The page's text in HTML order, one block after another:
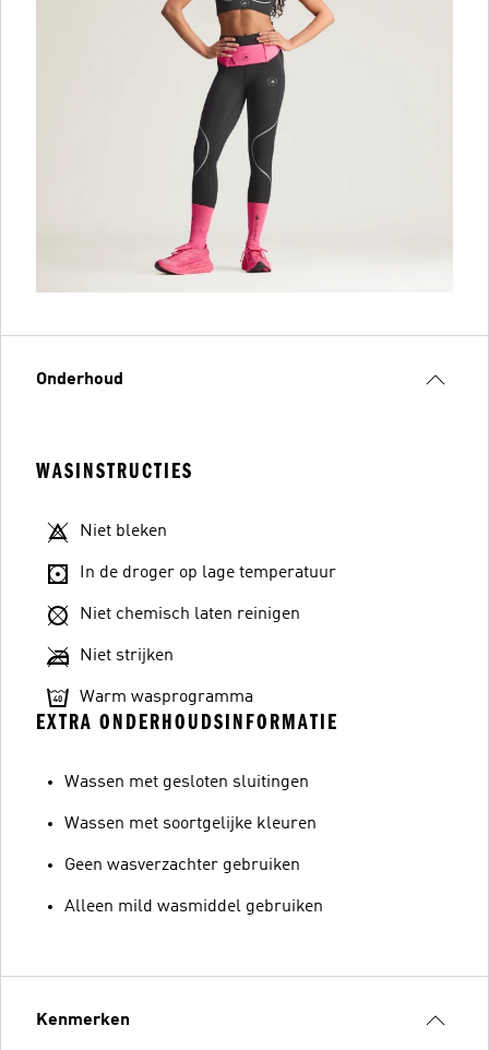
Onderhoud
WASINSTRUCTIES
Niet bleken
In de droger op lage temperatuur
Niet chemisch laten reinigen
Niet strijken
Warm wasprogramma
EXTRA ONDERHOUDSINFORMATIE
Wassen met gesloten sluitingen
Wassen met soortgelijke kleuren
Geen wasverzachter gebruiken
Alleen mild wasmiddel gebruiken
Kenmerken